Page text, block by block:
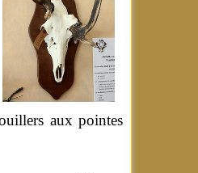
aux pointes